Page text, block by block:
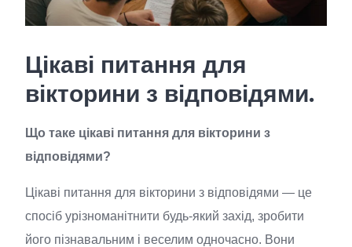
Цікаві питання для
вікторини з відповідями.
Що таке цікаві питання для вікторини з
відповідями?
Цікаві питання для вікторини з відповідями — це
спосіб урізноманітнити будь-який захід, зробити
його пізнавальним і веселим одночасно. Вони